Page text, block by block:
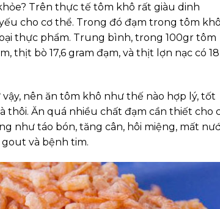
Trên thực tế tôm khô rất giàu dinh
cho cơ thể. Trong đó đạm trong tôm
thực phẩm. Trung bình, trong 100gr tôm
thịt bò 17,6 gram đạm, và thịt lợn nạc có
nên ăn tôm khô như thế nào hợp lý, tốt
thôi. Ăn quá nhiều chất đạm cần thiết cho
như táo bón, tăng cân, hôi miệng, mất
và bệnh tim.